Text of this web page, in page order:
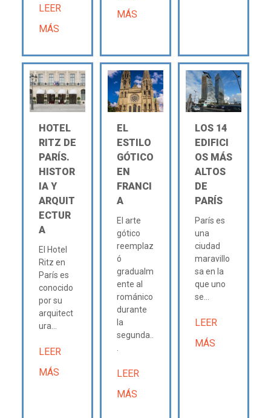
LEER
MÁS
MÁS
HOTEL
RITZ DE
PARÍS.
HISTOR
IA Y
ARQUIT
ECTUR
A
El Hotel
Ritz en
París es
conocido
por su
arquitect
ura...
LEER
MÁS
EL
ESTILO
GÓTICO
EN
FRANCI
A
El arte
gótico
reemplaz
ó
gradualm
ente al
románico
durante
la
segunda..
LEER
MÁS
LOS 14
EDIFICI
OS MÁS
ALTOS
DE
PARÍS
París es
una
ciudad
maravillo
sa en la
que uno
se...
LEER
MÁS